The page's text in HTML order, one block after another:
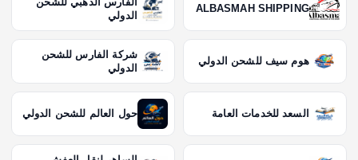
ALBASMAH SHIPPING
الدولي
هوم سيف للشحن الدولي
شركة الفارس للشحن
الدولي
السعد للخدمات العامة حول العالم للشحن الدولي